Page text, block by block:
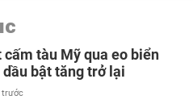
cấm tàu Mỹ qua eo biển
bật tăng trở lại
trước